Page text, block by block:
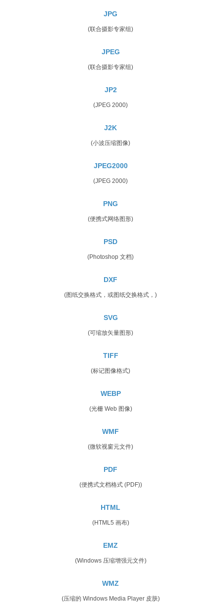
JPG
(联合摄影专家组)
JPEG
(联合摄影专家组)
JP2
(JPEG 2000)
J2K
(小波压缩图像)
JPEG2000
(JPEG 2000)
PNG
(便携式网络图形)
PSD
(Photoshop 文档)
DXF
(图纸交换格式，或图纸交换格式，)
SVG
(可缩放矢量图形)
TIFF
(标记图像格式)
WEBP
(光栅 Web 图像)
WMF
(微软视窗元文件)
PDF
(便携式文档格式 (PDF))
HTML
(HTML5 画布)
EMZ
(Windows 压缩增强元文件)
WMZ
(压缩的 Windows Media Player 皮肤)